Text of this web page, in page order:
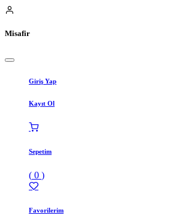
Misafir
Giriş Yap
Kayıt Ol
Sepetim
( 0 )
Favorilerim